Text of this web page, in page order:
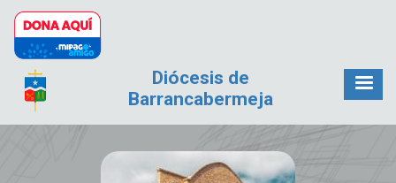
Pasar al contenido principal
Diócesis de
Barrancabermeja